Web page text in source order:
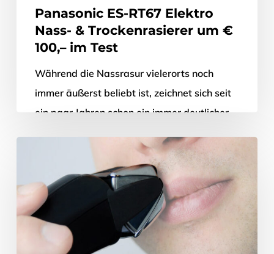
Panasonic ES-RT67 Elektro
Nass- & Trockenrasierer um €
100,– im Test
Während die Nassrasur vielerorts noch
immer äußerst beliebt ist, zeichnet sich seit
ein paar Jahren schon ein immer deutlicher
6. Oktober 2014